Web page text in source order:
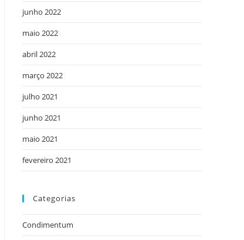
junho 2022
maio 2022
abril 2022
março 2022
julho 2021
junho 2021
maio 2021
fevereiro 2021
Categorias
Condimentum